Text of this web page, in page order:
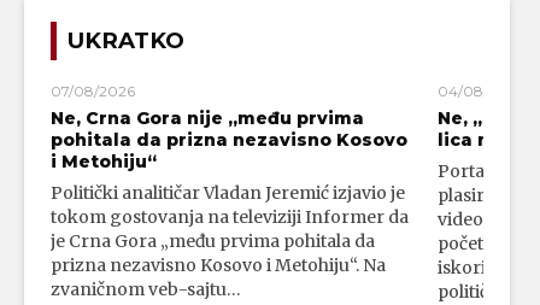
UKRATKO
07/08/2026
Ne, Crna Gora nije „među prvima
pohitala da prizna nezavisno Kosovo
i Metohiju“
Politički analitičar Vladan Jeremić izjavio je
tokom gostovanja na televiziji Informer da
je Crna Gora „među prvima pohitala da
prizna nezavisno Kosovo i Metohiju“. Na
zvaničnom veb-sajtu…
04/08/2026
Ne,
lica
Portal 24
plasirali su
video-
početka
iskorišćava
političkim